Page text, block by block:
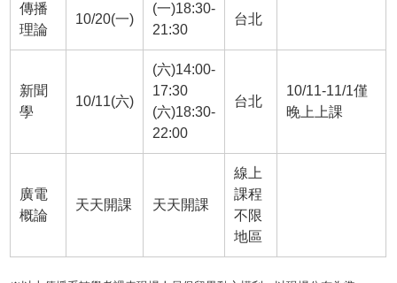
傳播
理論
10/20(一)
(一)18:30-
21:30
台北
新聞
學
10/11(六)
(六)14:00-
17:30
(六)18:30-
22:00
台北
10/11-11/1僅
晚上上課
廣電
概論
天天開課 天天開課
線上
課程
不限
地區